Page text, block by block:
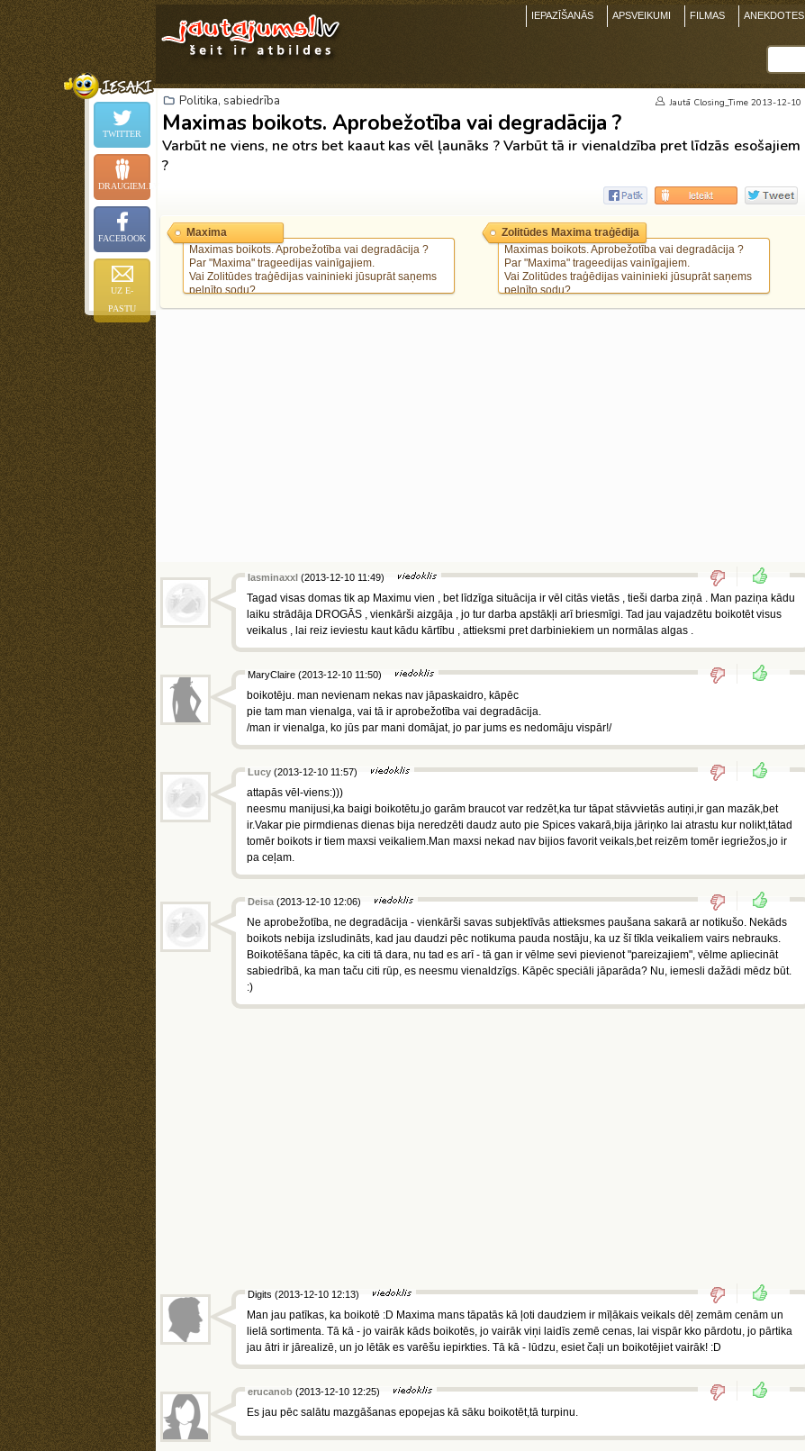
IEPAZĪŠANĀS APSVEIKUMI FILMAS ANEKDOTES
Politika, sabiedrība
Maximas boikots. Aprobežotība vai degradācija ?
Varbūt ne viens, ne otrs bet kaaut kas vēl ļaunāks ? Varbūt tā ir vienaldzība pret līdzās esošajiem
?
Jautā Closing_Time2013-12-10
Maximas boikots. Aprobežotība vai degradācija ?
Par "Maxima" trageedijas vainīgajiem.
Vai Zolitūdes traģēdijas vaininieki jūsuprāt saņems
pelnīto sodu?
Maxima
Maximas boikots. Aprobežotība vai degradācija ?
Par "Maxima" trageedijas vainīgajiem.
Vai Zolitūdes traģēdijas vaininieki jūsuprāt saņems
pelnīto sodu?
Zolitūdes Maxima traģēdija
lasminaxxl (2013-12-10 11:49)
Tagad visas domas tik ap Maximu vien , bet līdzīga situācija ir vēl citās vietās , tieši darba ziņā . Man paziņa kādu
laiku strādāja DROGĀS , vienkārši aizgāja , jo tur darba apstākļi arī briesmīgi. Tad jau vajadzētu boikotēt visus
veikalus , lai reiz ieviestu kaut kādu kārtību , attieksmi pret darbiniekiem un normālas algas .
MaryClaire (2013-12-10 11:50)
boikotēju. man nevienam nekas nav jāpaskaidro, kāpēc
pie tam man vienalga, vai tā ir aprobežotība vai degradācija.
/man ir vienalga, ko jūs par mani domājat, jo par jums es nedomāju vispār!/
Lucy (2013-12-10 11:57)
attapās vēl-viens:)))
neesmu manijusi,ka baigi boikotētu,jo garām braucot var redzēt,ka tur tāpat stāvvietās autiņi,ir gan mazāk,bet
ir.Vakar pie pirmdienas dienas bija neredzēti daudz auto pie Spices vakarā,bija jāriņko lai atrastu kur nolikt,tātad
tomēr boikots ir tiem maxsi veikaliem.Man maxsi nekad nav bijios favorit veikals,bet reizēm tomēr iegriežos,jo ir
pa ceļam.
Deisa (2013-12-10 12:06)
Ne aprobežotība, ne degradācija - vienkārši savas subjektīvās attieksmes paušana sakarā ar notikušo. Nekāds
boikots nebija izsludināts, kad jau daudzi pēc notikuma pauda nostāju, ka uz šī tīkla veikaliem vairs nebrauks.
Boikotēšana tāpēc, ka citi tā dara, nu tad es arī - tā gan ir vēlme sevi pievienot "pareizajiem", vēlme apliecināt
sabiedrībā, ka man taču citi rūp, es neesmu vienaldzīgs. Kāpēc speciāli jāparāda? Nu, iemesli dažādi mēdz būt.
:)
Digits (2013-12-10 12:13)
Man jau patīkas, ka boikotē :D Maxima mans tāpatās kā ļoti daudziem ir mīļākais veikals dēļ zemām cenām un
lielā sortimenta. Tā kā - jo vairāk kāds boikotēs, jo vairāk viņi laidīs zemē cenas, lai vispār kko pārdotu, jo pārtika
jau ātri ir jārealizē, un jo lētāk es varēšu iepirkties. Tā kā - lūdzu, esiet čaļi un boikotējiet vairāk! :D
erucanob (2013-12-10 12:25)
Es jau pēc salātu mazgāšanas epopejas kā sāku boikotēt,tā turpinu.
TWITTER
DRAUGIEM.LV
FACEBOOK
UZ E-
PASTU